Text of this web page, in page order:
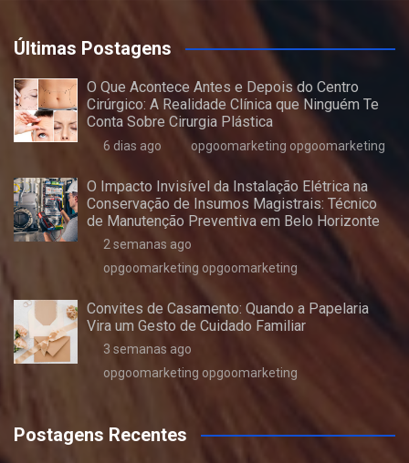
Últimas Postagens
O Que Acontece Antes e Depois do Centro
Cirúrgico: A Realidade Clínica que Ninguém Te
Conta Sobre Cirurgia Plástica
6 dias ago opgoomarketing opgoomarketing
O Impacto Invisível da Instalação Elétrica na
Conservação de Insumos Magistrais: Técnico
de Manutenção Preventiva em Belo Horizonte
2 semanas ago
opgoomarketing opgoomarketing
Convites de Casamento: Quando a Papelaria
Vira um Gesto de Cuidado Familiar
3 semanas ago
opgoomarketing opgoomarketing
Postagens Recentes